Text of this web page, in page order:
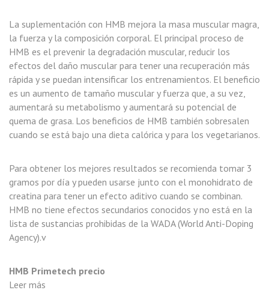
La suplementación con HMB mejora la masa muscular magra,
la fuerza y la composición corporal. El principal proceso de
HMB es el prevenir la degradación muscular, reducir los
efectos del daño muscular para tener una recuperación más
rápida y se puedan intensificar los entrenamientos. El beneficio
es un aumento de tamaño muscular y fuerza que, a su vez,
aumentará su metabolismo y aumentará su potencial de
quema de grasa. Los beneficios de HMB también sobresalen
cuando se está bajo una dieta calórica y para los vegetarianos.
Para obtener los mejores resultados se recomienda tomar 3
gramos por día y pueden usarse junto con el monohidrato de
creatina para tener un efecto aditivo cuando se combinan.
HMB no tiene efectos secundarios conocidos y no está en la
lista de sustancias prohibidas de la WADA (World Anti-Doping
Agency).v
HMB Primetech precio
Leer más